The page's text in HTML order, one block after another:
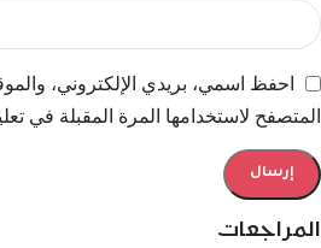
المراجعات
احفظ اسمي، بريدي الإلكتروني،
المتصفح لاستخدامها المرة المقبلة في